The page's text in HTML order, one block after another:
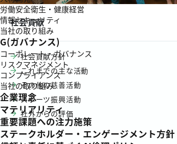
労働安全衛生・健康経営
情報セキュリティ
当社の取り組み
G(ガバナンス)
コーポレート・ガバナンス
リスクマネジメント
コンプライアンス
当社の取り組み
企業理念
マテリアリティ
重要課題への注力施策
ステークホルダー・エンゲージメント方針
社会貢献
社会貢献方針
これまでの主な活動
その他の慈善活動
スポーツ振興活動
社外からの評価